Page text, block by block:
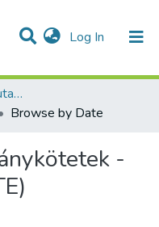
Log In (current)
Comitatus Társadalomkutató Egyesület
Browse by Date
-